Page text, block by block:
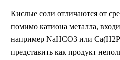
Кислые соли отличаются от
помимо катиона металла,
например NaHCO3 или
представить как продукт